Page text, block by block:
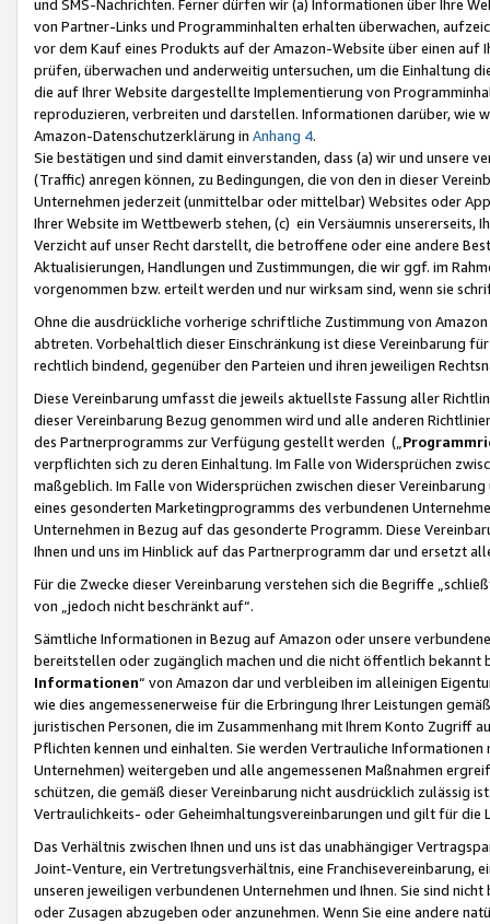
und SMS-Nachrichten. Ferner dürfen wir (a) Informationen über Ihre
von Partner-Links und Programminhalten erhalten überwachen,
vor dem Kauf eines Produkts auf der Amazon-Website über einen
prüfen, überwachen und anderweitig untersuchen, um die Einhaltung
die auf Ihrer Website dargestellte Implementierung von
reproduzieren, verbreiten und darstellen. Informationen darüber, wie
Amazon-Datenschutzerklärung in Anhang 4.
Sie bestätigen und sind damit einverstanden, dass (a) wir und
(Traffic) anregen können, zu Bedingungen, die von den in dieser
Unternehmen jederzeit (unmittelbar oder mittelbar) Websites oder
Ihrer Website im Wettbewerb stehen, (c) ein Versäumnis unsererseits,
Verzicht auf unser Recht darstellt, die betroffene oder eine andere
Aktualisierungen, Handlungen und Zustimmungen, die wir ggf. im
vorgenommen bzw. erteilt werden und nur wirksam sind, wenn sie
Ohne die ausdrückliche vorherige schriftliche Zustimmung von
abtreten. Vorbehaltlich dieser Einschränkung ist diese Vereinbarung
rechtlich bindend, gegenüber den Parteien und ihren jeweiligen
Diese Vereinbarung umfasst die jeweils aktuellste Fassung aller
dieser Vereinbarung Bezug genommen wird und alle anderen
des Partnerprogramms zur Verfügung gestellt werden („
verpflichten sich zu deren Einhaltung. Im Falle von Widersprüchen
maßgeblich. Im Falle von Widersprüchen zwischen dieser
eines gesonderten Marketingprogramms des verbundenen
Unternehmen in Bezug auf das gesonderte Programm. Diese
Ihnen und uns im Hinblick auf das Partnerprogramm dar und ersetzt
Für die Zwecke dieser Vereinbarung verstehen sich die Begriffe
von „jedoch nicht beschränkt auf“.
Sämtliche Informationen in Bezug auf Amazon oder unsere
bereitstellen oder zugänglich machen und die nicht öffentlich
Informationen“ von Amazon dar und verbleiben im alleinigen
wie dies angemessenerweise für die Erbringung Ihrer Leistungen
juristischen Personen, die im Zusammenhang mit Ihrem Konto
Pflichten kennen und einhalten. Sie werden Vertrauliche
Unternehmen) weitergeben und alle angemessenen Maßnahmen
schützen, die gemäß dieser Vereinbarung nicht ausdrücklich zulässig
Vertraulichkeits- oder Geheimhaltungsvereinbarungen und gilt für die
Das Verhältnis zwischen Ihnen und uns ist das unabhängiger
Joint-Venture, ein Vertretungsverhältnis, eine Franchisevereinbarung,
unseren jeweiligen verbundenen Unternehmen und Ihnen. Sie sind
oder Zusagen abzugeben oder anzunehmen. Wenn Sie eine andere